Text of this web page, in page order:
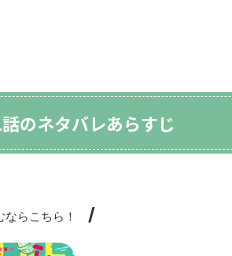
のネタバレあらすじ
ならこちら！ /